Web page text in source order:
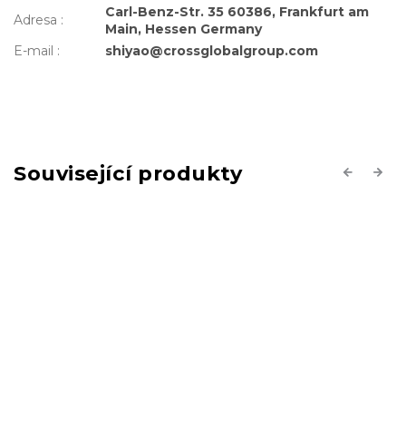
Adresa :
Carl-Benz-Str. 35 60386, Frankfurt am
Main, Hessen Germany
E-mail : shiyao@crossglobalgroup.com
Související produkty Previous
Next